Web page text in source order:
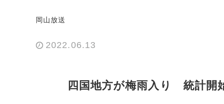
岡山放送
2022.06.13
四国地方が梅雨入り 統計開